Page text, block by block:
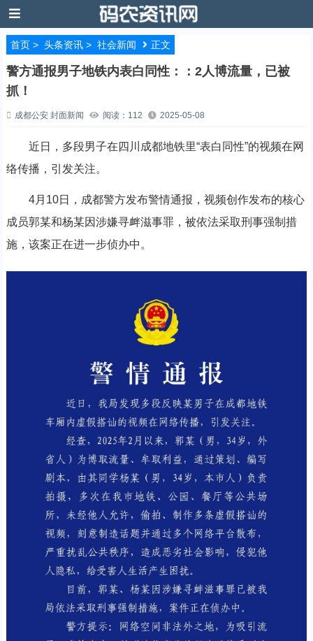
首页> 头条资讯> 社会新闻 正文
警方通报男子地铁内表白同性：：2人博流量，已被
抓！
成都公安 封面新闻 阅读：112 2025-05-08
近日，多段男子在四川成都地铁里“表白同性”的视频在网
络传播，引发关注。
4月10日，成都警方发布警情通报，视频创作发布的核心
成员郭某和杨某因涉嫌寻衅滋事罪，被依法采取刑事强制措
施，该案正在进一步侦办中。